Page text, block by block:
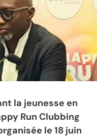
la jeunesse en
Run Clubbing
le 18 juin